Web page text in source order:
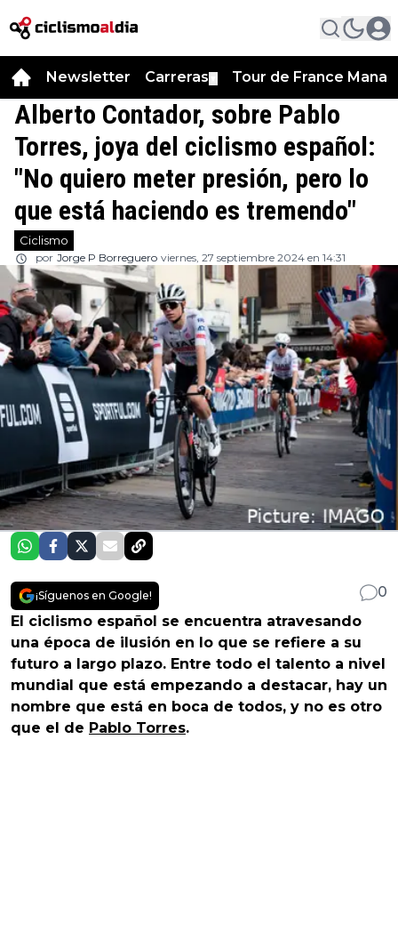
Newsletter Carreras Tour de France
Alberto Contador, sobre Pablo
Torres, joya del ciclismo español:
"No quiero meter presión, pero lo
que está haciendo es tremendo"
Ciclismo
por Jorge P Borreguero viernes, 27 septiembre 2024 en 14:31
¡Síguenos en Google!
0
El ciclismo español se encuentra atravesando
una época de ilusión en lo que se refiere a su
futuro a largo plazo. Entre todo el talento a nivel
mundial que está empezando a destacar, hay un
nombre que está en boca de todos, y no es otro
que el de Pablo Torres.